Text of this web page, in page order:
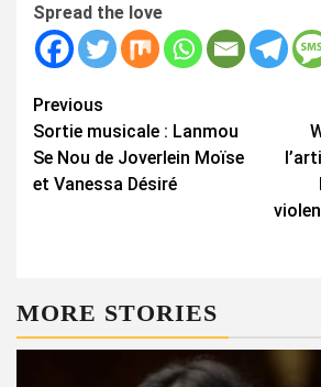
Spread the love
Continue
Reading
Previous
Sortie musicale : Lanmou
Se Nou de Joverlein Moïse
et Vanessa Désiré
MORE STORIES